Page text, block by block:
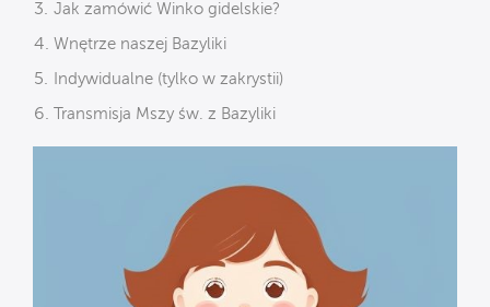
Jak zamówić Winko gidelskie?
Wnętrze naszej Bazyliki
Indywidualne (tylko w zakrystii)
Transmisja Mszy św. z Bazyliki